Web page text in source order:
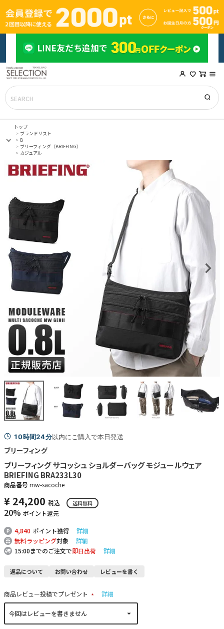
トップ
ブランドリスト
B
ブリーフィング（BRIEFING）
カジュアル
10時間24分以内にご購入で本日発送
ブリーフィング
ブリーフィング サコッシュ ショルダーバッグ モジュールウェア
BRIEFING BRA233L30
商品番号 mw-sacoche
¥ 24,200 税込 送料無料
20% ポイント還元
4,840 ポイント獲得
詳細
無料ラッピング対象
詳細
15:00までのご注文で即日出荷 詳細
返品について お問い合わせ レビューを書く
商品レビュー投稿でプレゼント
(
詳細